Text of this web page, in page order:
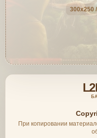
300x250
При копировании